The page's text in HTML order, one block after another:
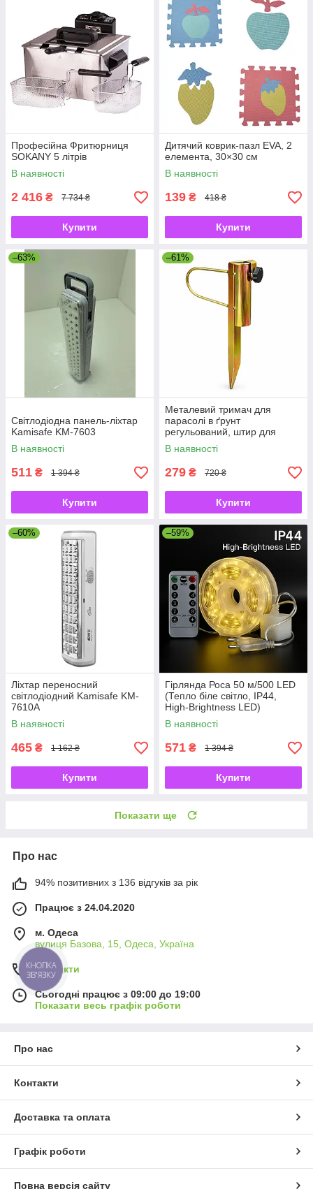
Професійна Фритюрниця
SOKANY 5 літрів
В наявності
2 416 ₴ 7 734 ₴
Купити
Дитячий коврик-пазл EVA, 2
елемента, 30×30 см
В наявності
139 ₴ 418 ₴
Купити
–63%
Світлодіодна панель-ліхтар
Kamisafe KM-7603
В наявності
511 ₴ 1 394 ₴
Купити
–61%
Металевий тримач для
парасолі в ґрунт
регульований, штир для
садової парасолі з
фіксатором
В наявності
279 ₴ 720 ₴
Купити
–60%
Ліхтар переносний
світлодіодний Kamisafe KM-
7610A
В наявності
465 ₴ 1 162 ₴
Купити
–59%
Гірлянда Роса 50 м/500 LED
(Тепло біле світло, IP44,
High-Brightness LED)
В наявності
571 ₴ 1 394 ₴
Купити
Показати ще
Про нас
94% позитивних з 136 відгуків за рік
Працює з 24.04.2020
м. Одеса
вулиця Базова, 15, Одеса, Україна
Контакти
Сьогодні працює з 09:00 до 19:00
Показати весь графік роботи
Про нас
Контакти
Доставка та оплата
Графік роботи
Повна версія сайту
КНОПКА
ЗВ'ЯЗКУ